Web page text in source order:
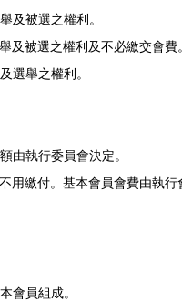
及被選之權利。
及被選之權利及不必繳交會費。
選舉之權利。
由執行委員會決定。
繳付。基本會員會費由執行
會員組成。